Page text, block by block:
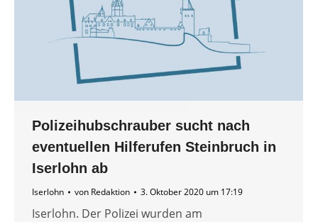
Polizeihubschrauber sucht nach
eventuellen Hilferufen Steinbruch in
Iserlohn ab
Iserlohn von Redaktion 3. Oktober 2020 um 17:19
Iserlohn. Der Polizei wurden am